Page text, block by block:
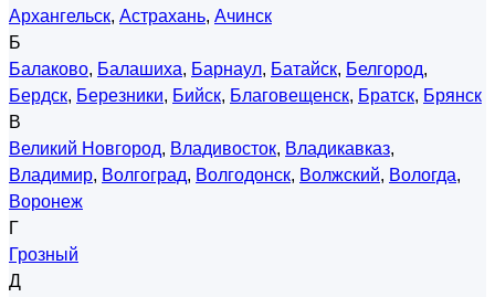
Архангельск, Астрахань, Ачинск
Б
Балаково, Балашиха, Барнаул, Батайск, Белгород,
Бердск, Березники, Бийск, Благовещенск, Братск, Брянск
В
Великий Новгород, Владивосток, Владикавказ,
Владимир, Волгоград, Волгодонск, Волжский, Вологда,
Воронеж
Г
Грозный
Д